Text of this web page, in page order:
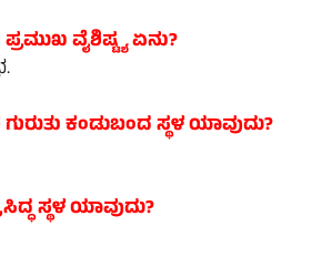
ವೈಶಿಷ್ಟ್ಯ ಏನು?
ಕಂಡುಬಂದ ಸ್ಥಳ ಯಾವುದು?
ಸ್ಥಳ ಯಾವುದು?